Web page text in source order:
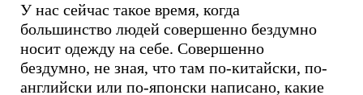
У нас сейчас такое время, когда
большинство людей совершенно бездумно
носит одежду на себе. Совершенно
бездумно, не зная, что там по-китайски, по-
английски или по-японски написано, какие